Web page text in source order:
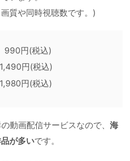
質や同時視聴数です。)
円(税込)
円(税込)
円(税込)
動画配信サービスなので、 海
が多いです。